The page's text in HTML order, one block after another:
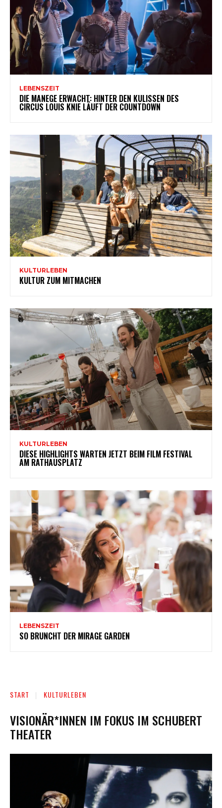
LEBENSZEIT
DIE MANEGE ERWACHT: HINTER DEN KULISSEN DES
CIRCUS LOUIS KNIE LÄUFT DER COUNTDOWN
KULTURLEBEN
KULTUR ZUM MITMACHEN
KULTURLEBEN
DIESE HIGHLIGHTS WARTEN JETZT BEIM FILM FESTIVAL
AM RATHAUSPLATZ
LEBENSZEIT
SO BRUNCHT DER MIRAGE GARDEN